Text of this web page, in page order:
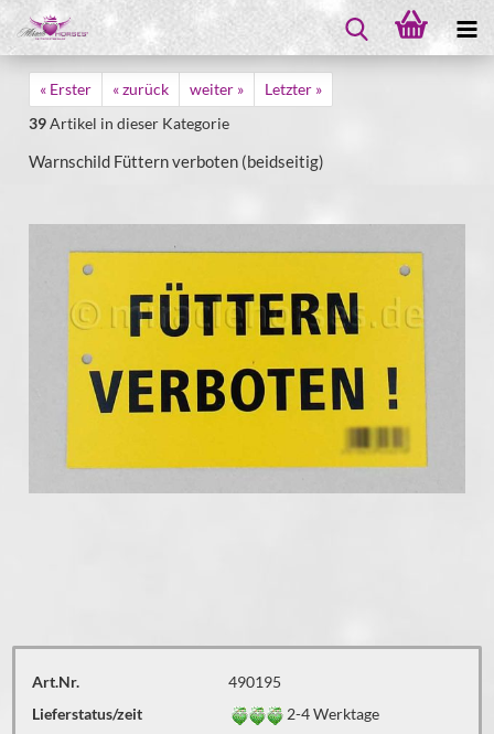
« Erster « zurück weiter »
Letzter »
39Artikel in dieser Kategorie
Warnschild Füttern verboten (beidseitig)
Art.Nr.
490195
Lieferstatus/zeit
2-4 Werktage